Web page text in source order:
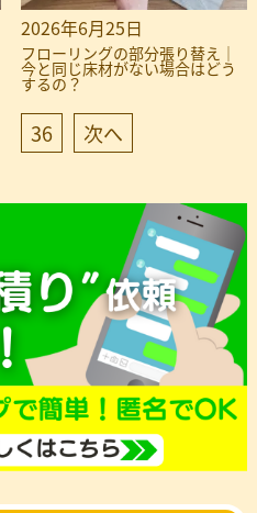
2026年6月25日
フローリングの部分張り替え｜
今と同じ床材がない場合はどう
するの？
36 次へ